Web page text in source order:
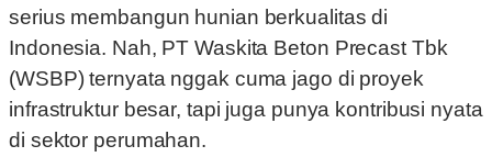
serius membangun hunian berkualitas di
Indonesia. Nah, PT Waskita Beton Precast Tbk
(WSBP) ternyata nggak cuma jago di proyek
infrastruktur besar, tapi juga punya kontribusi nyata
di sektor perumahan.